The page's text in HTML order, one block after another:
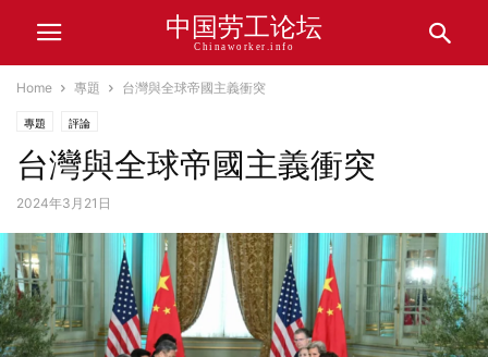
中国劳工论坛
Chinaworker.info
Home 專題 台灣與全球帝國主義衝突
專題 評論
台灣與全球帝國主義衝突
2024年3月21日